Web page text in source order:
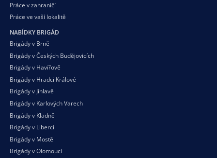
Práce v zahraničí
Práce ve vaší lokalitě
NABÍDKY BRIGÁD
Brigády v Brně
Brigády v Českých Budějovicích
Brigády v Havířově
Brigády v Hradci Králové
Brigády v Jihlavě
Brigády v Karlových Varech
Brigády v Kladně
Brigády v Liberci
Brigády v Mostě
Brigády v Olomouci